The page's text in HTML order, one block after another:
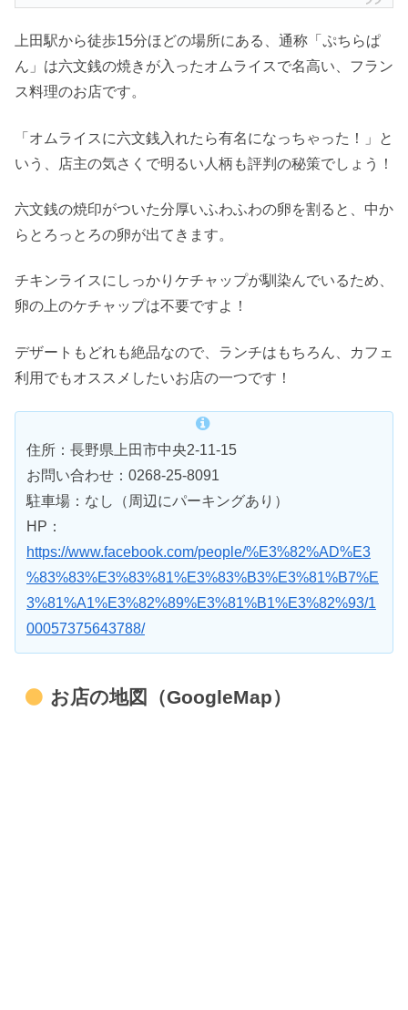
上田駅から徒歩15分ほどの場所にある、通称「ぷちらぱ
ん」は六文銭の焼きが入ったオムライスで名高い、フラン
ス料理のお店です。
「オムライスに六文銭入れたら有名になっちゃった！」と
いう、店主の気さくで明るい人柄も評判の秘策でしょう！
六文銭の焼印がついた分厚いふわふわの卵を割ると、中か
らとろっとろの卵が出てきます。
チキンライスにしっかりケチャップが馴染んでいるため、
卵の上のケチャップは不要ですよ！
デザートもどれも絶品なので、ランチはもちろん、カフェ
利用でもオススメしたいお店の一つです！
住所：長野県上田市中央2-11-15
お問い合わせ：0268-25-8091
駐車場：なし（周辺にパーキングあり）
HP：
https://www.facebook.com/people/%E3%82%AD%E3
%83%83%E3%83%81%E3%83%B3%E3%81%B7%E
3%81%A1%E3%82%89%E3%81%B1%E3%82%93/1
00057375643788/
お店の地図（GoogleMap）